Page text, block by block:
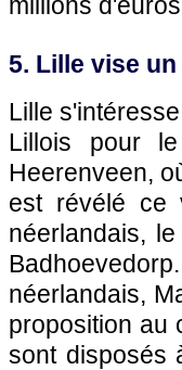
5. Lille vise
Lille
Lillois pour
Heerenveen,
est révélé ce
néerlandais,
néerlandais,
proposition au
sont disposés